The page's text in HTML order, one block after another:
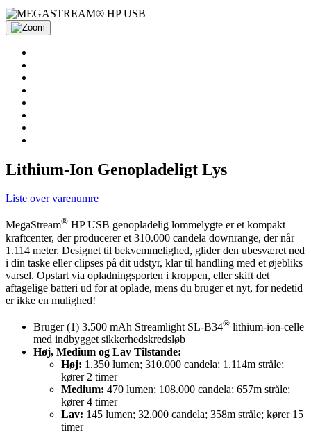
Lithium-Ion Genopladeligt Lys
Liste over varenumre
MegaStream® HP USB genopladelig lommelygte er et kompakt
kraftcenter, der producerer et 310.000 candela downrange, der når
1.114 meter. Designet til bekvemmelighed, glider den ubesværet ned
i din taske eller clipses på dit udstyr, klar til handling med et øjebliks
varsel. Opstart via opladningsporten i kroppen, eller skift det
aftagelige batteri ud for at oplade, mens du bruger et nyt, for nedetid
er ikke en mulighed!
Bruger (1) 3.500 mAh Streamlight SL-B34® lithium-ion-celle
med indbygget sikkerhedskredsløb
Høj, Medium og Lav Tilstande:
Høj: 1.350 lumen; 310.000 candela; 1.114m stråle;
kører 2 timer
Medium: 470 lumen; 108.000 candela; 657m stråle;
kører 4 timer
Lav: 145 lumen; 32.000 candela; 358m stråle; kører 15
timer